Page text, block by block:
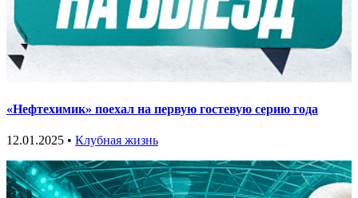
«Нефтехимик» поехал на первую гостевую серию года
12.01.2025 • Клубная жизнь